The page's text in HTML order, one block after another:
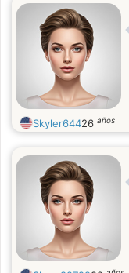
Skyler64426 años